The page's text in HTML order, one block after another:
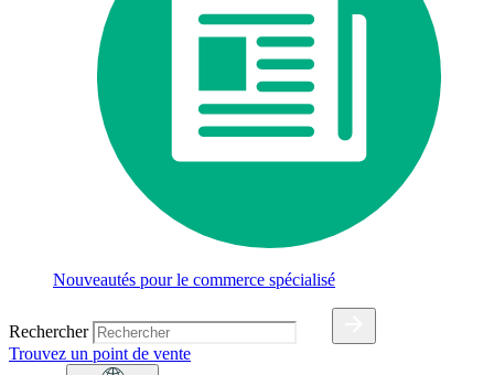
Nouveautés pour le commerce spécialisé
Rechercher
Trouvez un point de vente